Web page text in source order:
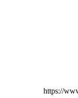
https://